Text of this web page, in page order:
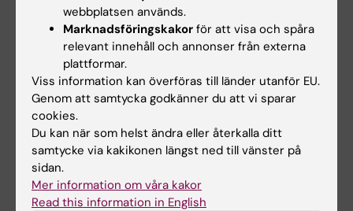
som ger effekt" (7,5 hp)
Relaterade artiklar
webbplatsen används.
Marknadsföringskakor för att visa och spåra
relevant innehåll och annonser från externa
plattformar.
Viss information kan överföras till länder utanför EU.
Genom att samtycka godkänner du att vi sparar
cookies.
Du kan när som helst ändra eller återkalla ditt
samtycke via kakikonen längst ned till vänster på
sidan.
Mer information om våra kakor
Read this information in English